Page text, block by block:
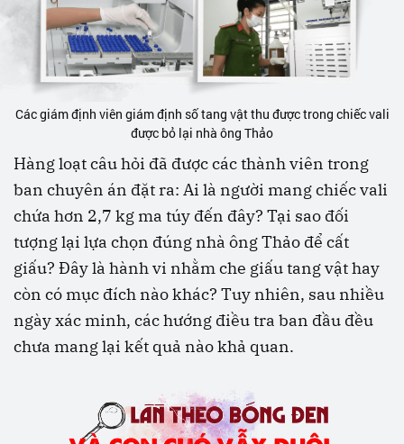
Các giám định viên giám định số tang vật thu được trong chiếc vali
được bỏ lại nhà ông Thảo
Hàng loạt câu hỏi đã được các thành viên trong
ban chuyên án đặt ra: Ai là người mang chiếc vali
chứa hơn 2,7 kg ma túy đến đây? Tại sao đối
tượng lại lựa chọn đúng nhà ông Thảo để cất
giấu? Đây là hành vi nhằm che giấu tang vật hay
còn có mục đích nào khác? Tuy nhiên, sau nhiều
ngày xác minh, các hướng điều tra ban đầu đều
chưa mang lại kết quả nào khả quan.